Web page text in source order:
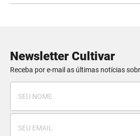
Newsletter Cultivar
Receba por e-mail as últimas notícias